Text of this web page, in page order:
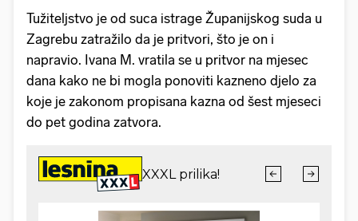
Tužiteljstvo je od suca istrage Županijskog suda u
Zagrebu zatražilo da je pritvori, što je on i
napravio. Ivana M. vratila se u pritvor na mjesec
dana kako ne bi mogla ponoviti kazneno djelo za
koje je zakonom propisana kazna od šest mjeseci
do pet godina zatvora.